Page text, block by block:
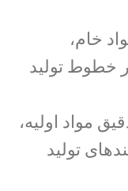
خام،
خطوط تولید
مواد اولیه،
تولید